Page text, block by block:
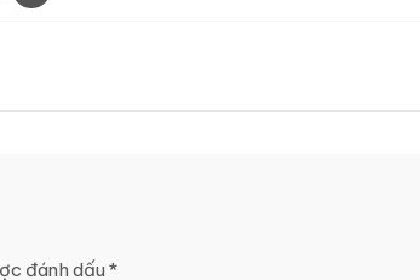
đánh dấu *